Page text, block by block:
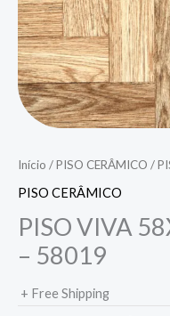
Início /PISO CERÂMICO /
PISO CERÂMICO
PISO VIVA
– 58019
+ Free Shipping